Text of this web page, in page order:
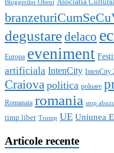
Bloggerilor Olteni
degustaredelaco
Europa eveniment
artificiala IntenCity IntenCity
Craiova politica poluare
Romanaia romania stop
timp liber Trump UE Uniunea
Articole recente